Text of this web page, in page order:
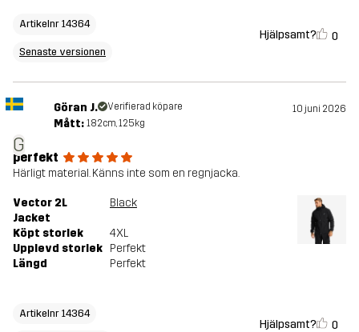
Artikelnr 14364
Senaste versionen
Hjälpsamt? 0
G
Göran J. Verifierad köpare 10 juni 2026
Mått: 182cm, 125kg
perfekt
Härligt material. Känns inte som en regnjacka.
Vector 2L
Jacket
Black
Köpt storlek
4XL
Upplevd storlek Perfekt
Längd
Perfekt
Artikelnr 14364
Hjälpsamt? 0